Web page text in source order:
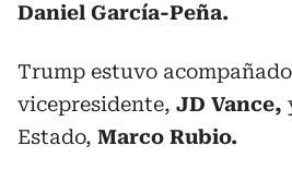
Daniel García-Peña.
Trump estuvo
vicepresidente, JD Vance,
Estado, Marco Rubio.